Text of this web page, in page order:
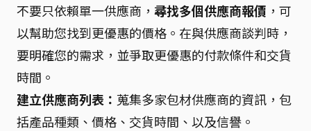
不要只依賴單一供應商， 尋找多個供應商報價 ，可
以幫助您找到更優惠的價格。在與供應商談判時，
要明確您的需求，並爭取更優惠的付款條件和交貨
時間。
建立供應商列表： 蒐集多家包材供應商的資訊，包
括產品種類、價格、交貨時間、以及信譽。